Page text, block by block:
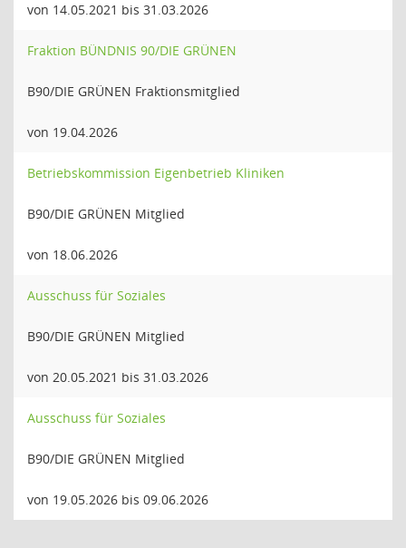
von 14.05.2021 bis 31.03.2026
Fraktion BÜNDNIS 90/DIE GRÜNEN
B90/DIE GRÜNEN Fraktionsmitglied
von 19.04.2026
Betriebskommission Eigenbetrieb Kliniken
B90/DIE GRÜNEN Mitglied
von 18.06.2026
Ausschuss für Soziales
B90/DIE GRÜNEN Mitglied
von 20.05.2021 bis 31.03.2026
Ausschuss für Soziales
B90/DIE GRÜNEN Mitglied
von 19.05.2026 bis 09.06.2026